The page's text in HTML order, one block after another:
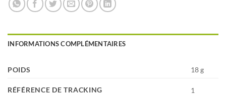
INFORMATIONS COMPLÉMENTAIRES
POIDS 18 g
RÉFÉRENCE DE TRACKING 1